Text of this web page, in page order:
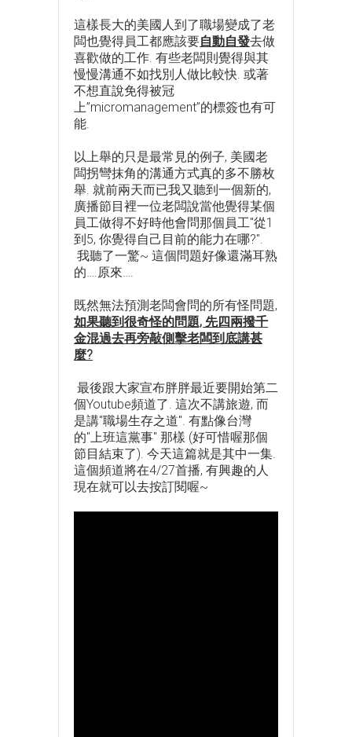
這樣長大的美國人到了職場變成了老
闆也覺得員工都應該要自動自發去做
喜歡做的工作. 有些老闆則覺得與其
慢慢溝通不如找別人做比較快. 或著
不想直說免得被冠
上”micromanagement”的標簽也有可
能.
以上舉的只是最常見的例子, 美國老
闆拐彎抹角的溝通方式真的多不勝枚
舉. 就前兩天而已我又聽到一個新的,
廣播節目裡一位老闆說當他覺得某個
員工做得不好時他會問那個員工"從1
到5, 你覺得自己目前的能力在哪?".
我聽了一驚~ 這個問題好像還滿耳熟
的….原來….
既然無法預測老闆會問的所有怪問題,
如果聽到很奇怪的問題, 先四兩撥千
金混過去再旁敲側擊老闆到底講甚
麼?
最後跟大家宣布胖胖最近要開始第二
個Youtube頻道了. 這次不講旅遊, 而
是講"職場生存之道". 有點像台灣
的"上班這黨事" 那樣 (好可惜喔那個
節目結束了). 今天這篇就是其中一集.
這個頻道將在4/27首播, 有興趣的人
現在就可以去按訂閱喔~